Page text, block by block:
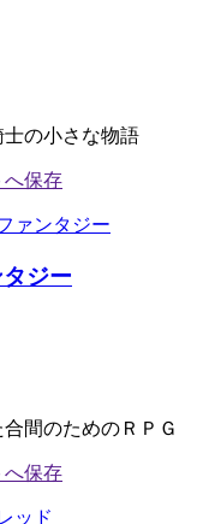
の小さな物語
ジー
間のためのＲＰＧ